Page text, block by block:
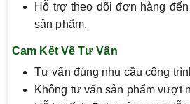
Hỗ trợ theo dõi đơn hàng
sản phẩm.
Cam Kết Về Tư Vấn
Tư vấn đúng nhu cầu công
Không tư vấn sản phẩm vượt